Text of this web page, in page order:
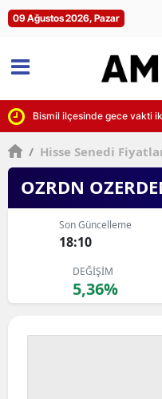
09 Ağustos 2026, Pazar
Bismil ilçesinde gece vakti
/ Hisse Senedi
OZRDN
Son Güncelleme
18:10
DEĞİŞİM
5,36%